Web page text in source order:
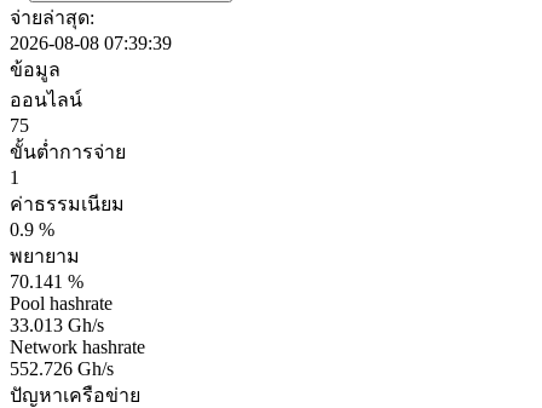
จ่ายล่าสุด:
2026-08-08 07:39:39
ข้อมูล
ออนไลน์
75
ขั้นต่ำการจ่าย
1
ค่าธรรมเนียม
0.9 %
พยายาม
70.141 %
Pool hashrate
33.013 Gh/s
Network hashrate
552.726 Gh/s
ปัญหาเครือข่าย